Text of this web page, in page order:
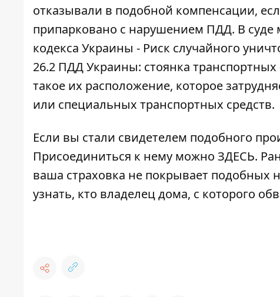
отказывали в подобной компенсации,
припарковано с нарушением ПДД. В суде
кодекса Украины - Риск случайного
26.2 ПДД Украины: стоянка
такое их расположение, которое
или специальных транспортных средств.
Если вы стали свидетелем подобного
Присоединиться к нему можно ЗДЕСЬ.
ваша страховка не покрывает подобных
узнать, кто владелец дома, с которого